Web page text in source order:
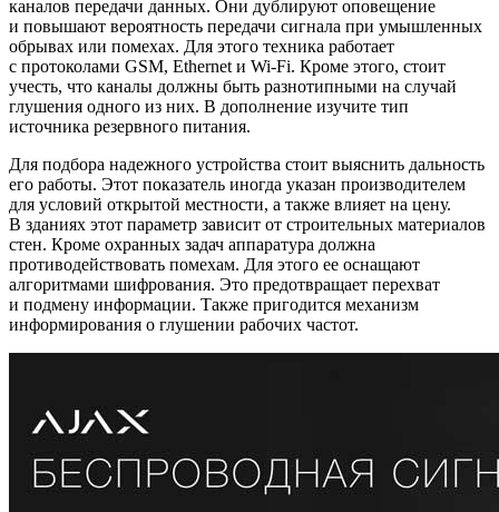
каналов передачи данных. Они дублируют оповещение
и повышают вероятность передачи сигнала при умышленных
обрывах или помехах. Для этого техника работает
с протоколами GSM, Ethernet и Wi-Fi. Кроме этого, стоит
учесть, что каналы должны быть разнотипными на случай
глушения одного из них. В дополнение изучите тип
источника резервного питания.
Для подбора надежного устройства стоит выяснить дальность
его работы. Этот показатель иногда указан производителем
для условий открытой местности, а также влияет на цену.
В зданиях этот параметр зависит от строительных материалов
стен. Кроме охранных задач аппаратура должна
противодействовать помехам. Для этого ее оснащают
алгоритмами шифрования. Это предотвращает перехват
и подмену информации. Также пригодится механизм
информирования о глушении рабочих частот.